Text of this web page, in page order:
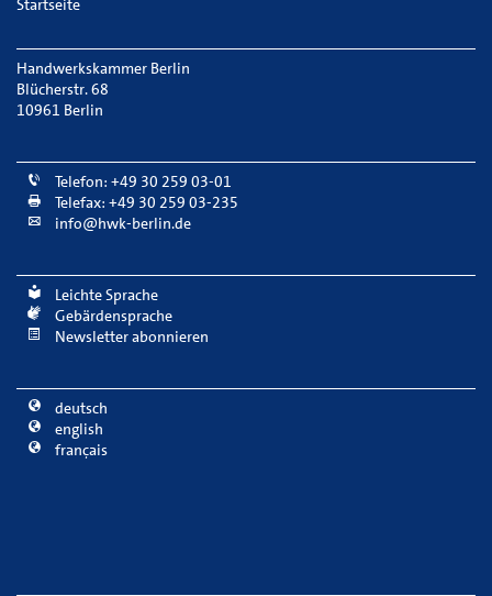
Startseite
Handwerkskammer Berlin
Blücherstr. 68
10961 Berlin
Telefon: +49 30 259 03-01
Telefax: +49 30 259 03-235
info@hwk-berlin.de
Leichte Sprache
Gebärdensprache
Newsletter abonnieren
deutsch
english
français